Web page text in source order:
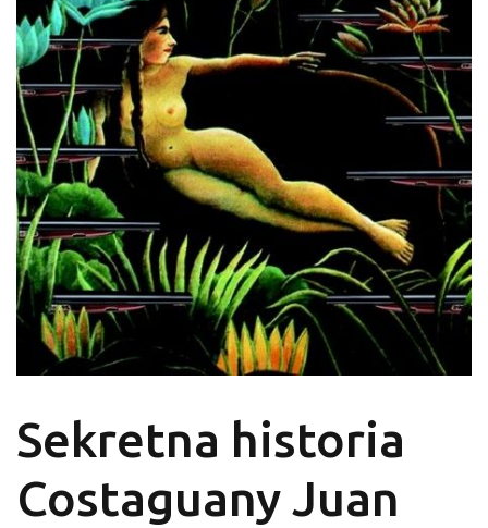
Sekretna historia
Costaguany Juan